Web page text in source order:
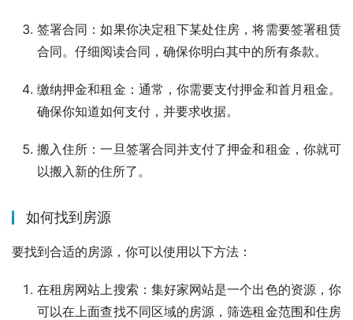
签署合同：如果你决定租下某处住房，将需要签署租赁
合同。仔细阅读合同，确保你明白其中的所有条款。
缴纳押金和租金：通常，你需要支付押金和首月租金。
确保你知道如何支付，并要求收据。
搬入住所：一旦签署合同并支付了押金和租金，你就可
以搬入新的住所了。
如何找到房源
要找到合适的房源，你可以使用以下方法：
在租房网站上搜索：集好家网站是一个出色的资源，你
可以在上面查找不同区域的房源，筛选租金范围和住房